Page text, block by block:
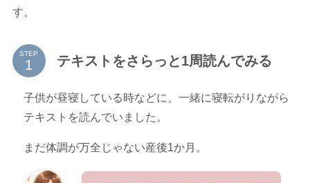
す。
STEP テキストをさらっと1周読んでみる
子供が昼寝している時などに、一緒に寝転がりながら
テキストを読んでいました。
まだ体調が万全じゃない産後1か月。